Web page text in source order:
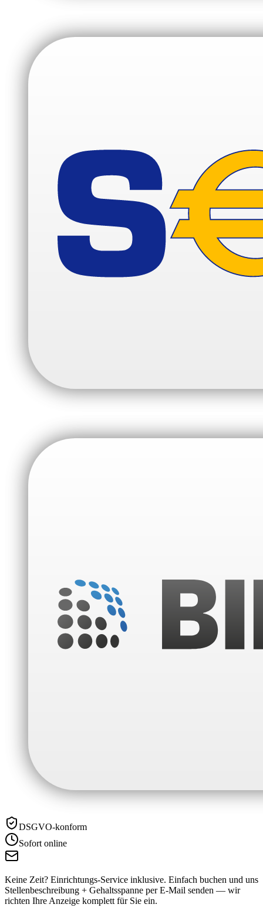
DSGVO-konform
Sofort online
Keine Zeit? Einrichtungs-Service inklusive. Einfach buchen und uns
Stellenbeschreibung + Gehaltsspanne per E-Mail senden — wir
richten Ihre Anzeige komplett für Sie ein.